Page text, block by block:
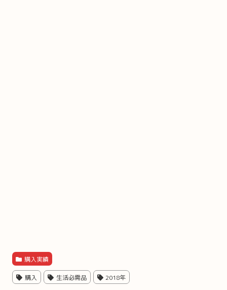
購入実績
購入 生活必需品 2018年